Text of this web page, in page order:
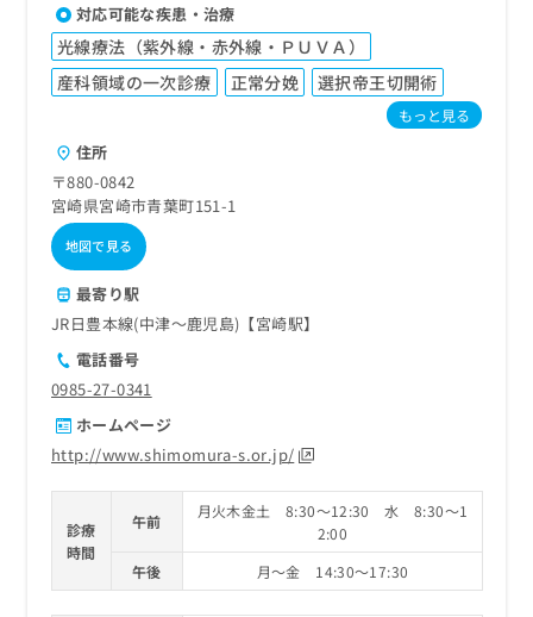
対応可能な疾患・治療
光線療法（紫外線・赤外線・ＰＵＶＡ）
産科領域の一次診療
正常分娩 選択帝王切開術
もっと見る
住所
〒880-0842
宮崎県宮崎市青葉町151-1
地図で見る
最寄り駅
JR日豊本線(中津～鹿児島)【宮崎駅】
電話番号
0985-27-0341
ホームページ
http://www.shimomura-s.or.jp/
診療
時間
午前
月火木金土 8:30～12:30 水 8:30～1
2:00
午後
月～金 14:30～17:30